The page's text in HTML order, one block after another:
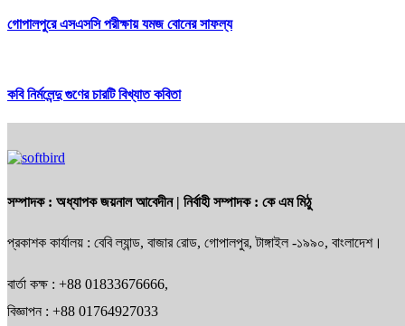
গোপালপুরে এসএসসি পরীক্ষায় যমজ বোনের সাফল্য
কবি নির্মলেন্দু গুণের চারটি বিখ্যাত কবিতা
সম্পাদক : অধ্যাপক জয়নাল আবেদীন| নির্বাহী সম্পাদক : কে এম মিঠু
প্রকাশক কার্যালয় : বেবি ল্যান্ড, বাজার রোড, গোপালপুর, টাঙ্গাইল -১৯৯০, বাংলাদেশ।
বার্তা কক্ষ : +88 01833676666,
বিজ্ঞাপন : +88 01764927033